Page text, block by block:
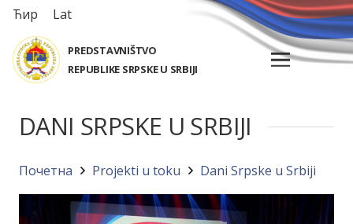
Ћир Lat
PREDSTAVNIŠTVO
REPUBLIKE SRPSKE U SRBIJI
DANI SRPSKE U SRBIJI
Почетна Projekti u toku Dani Srpske u Srbiji